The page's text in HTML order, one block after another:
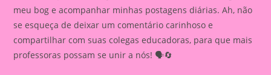
meu bog e acompanhar minhas postagens diárias. Ah, não
se esqueça de deixar um comentário carinhoso e
compartilhar com suas colegas educadoras, para que mais
professoras possam se unir a nós! 🗣️🔄